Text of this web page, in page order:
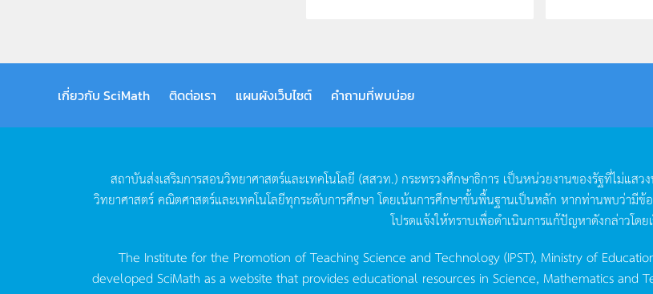
เกี่ยวกับ SciMath ติดต่อเรา แผนผังเว็บไซต์ คำถามที่พบบ่อย
สถาบันส่งเสริมการสอนวิทยาศาสตร์และเทคโนโลยี (สสวท.) กระทรวงศึกษาธิการ เป็นหน่วยงานของรัฐที่ไม่แสวง
วิทยาศาสตร์คณิตศาสตร์และเทคโนโลยีทุกระดับการศึกษา โดยเน้นการศึกษาขั้นพื้นฐานเป็นหลัก หากท่านพบว่ามีข้
โปรดแจ้งให้ทราบเพื่อดำเนินการแก้ปัญหาดังกล่าวโดย
The Institute for the Promotion of Teaching Science and Technology (IPST), Ministry of
developed SciMath as a website that provides educational resources in Science, Mathematics and